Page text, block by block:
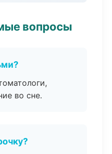
вопросы
во сне.